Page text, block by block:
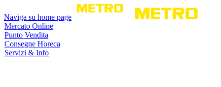
Naviga su home page
Mercato Online
Punto Vendita
Consegne Horeca
Servizi & Info